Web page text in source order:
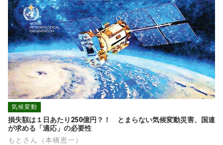
気候変動
損失額は１日あたり250億円？！　とまらない気候変動災害、国連
が求める「適応」の必要性
もとさん（本橋恵一）